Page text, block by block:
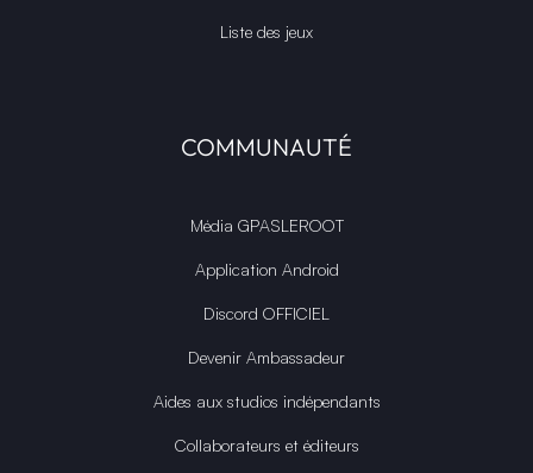
Liste des jeux
COMMUNAUTÉ
Média GPASLEROOT
Application Android
Discord OFFICIEL
Devenir Ambassadeur
Aides aux studios indépendants
Collaborateurs et éditeurs